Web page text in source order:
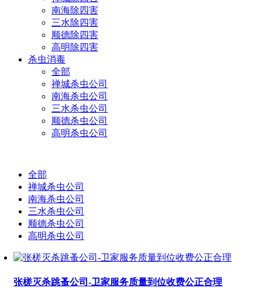
南海除四害
三水除四害
顺德除四害
高明除四害
杀虫消毒
全部
禅城杀虫公司
南海杀虫公司
三水杀虫公司
顺德杀虫公司
高明杀虫公司
全部
禅城杀虫公司
南海杀虫公司
三水杀虫公司
顺德杀虫公司
高明杀虫公司
张槎灭杀跳蚤公司-卫家服务质量到位收费公正合理